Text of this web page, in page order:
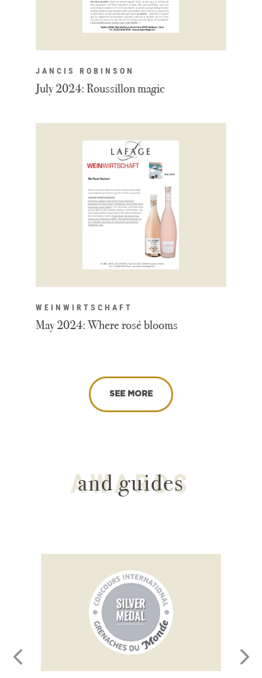
July 2024: Roussillon magic
JANCIS ROBINSON
May 2024: Where rosé blooms
WEINWIRTSCHAFT
SEE MORE
AWARDS
and guides